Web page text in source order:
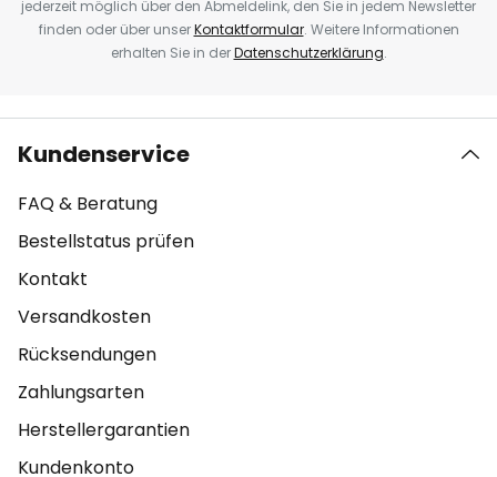
jederzeit möglich über den Abmeldelink, den Sie in jedem Newsletter
finden oder über unserKontaktformular. Weitere Informationen
erhalten Sie in derDatenschutzerklärung.
Kundenservice
FAQ & Beratung
Bestellstatus prüfen
Kontakt
Versandkosten
Rücksendungen
Zahlungsarten
Herstellergarantien
Kundenkonto